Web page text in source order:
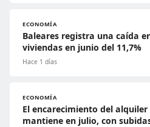
ECONOMÍA
Baleares registra una caída
viviendas en junio del 11,7%
Hace 1 días
ECONOMÍA
El encarecimiento del alquiler
mantiene en julio, con